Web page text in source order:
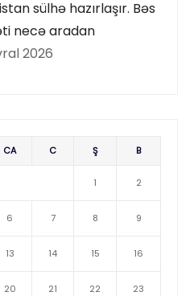
sülhə hazırlaşır. Bəs
necə aradan
2026
CA C Ş B
1 2
6 7 8 9
13 14 15 16
20 21 22 23